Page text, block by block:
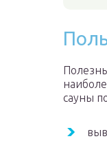
сауны